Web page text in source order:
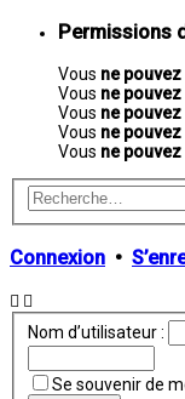
Permissions
Vous ne pouvez
Vous ne pouvez
Vous ne pouvez
Vous ne pouvez
Vous ne pouvez
Connexion •
Nom d’utilisateur :
Se souvenir de